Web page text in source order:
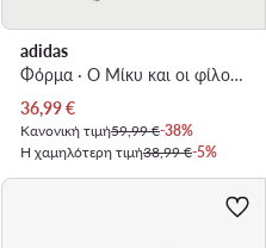
adidas
Φόρμα · Ο Μίκυ και οι φίλοι του · Έγχρωμο
Τρέχουσα τιμή
36,99€
Κανονική τιμή59,99 €-38%
Η χαμηλότερη τιμή38,99 €-5%